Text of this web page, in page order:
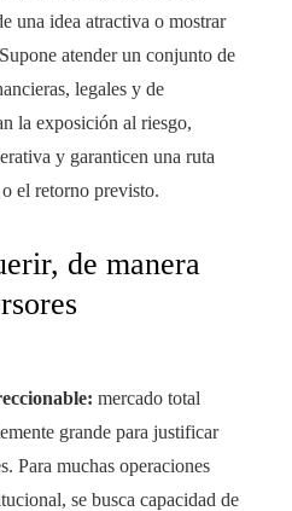
una idea atractiva o mostrar
atender un conjunto de
legales y de
la exposición al riesgo,
y garanticen una ruta
el retorno previsto.
de manera
mercado total
grande para justificar
Para muchas operaciones
se busca capacidad de